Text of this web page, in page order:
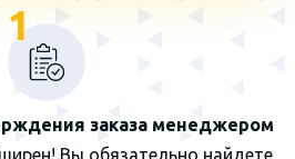
1
заказа менеджером
Вы обязательно найдете